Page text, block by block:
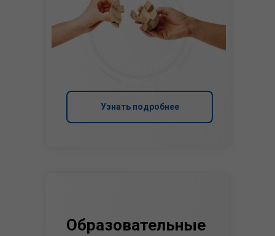
Узнать подробнее
Образовательные